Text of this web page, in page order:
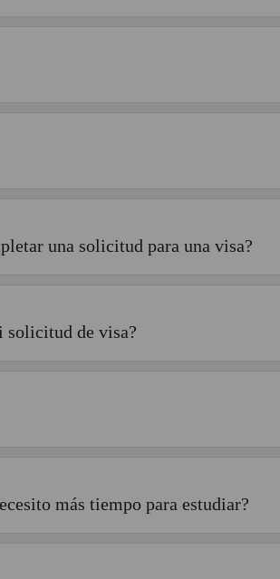
una solicitud para una visa?
solicitud de visa?
más tiempo para estudiar?